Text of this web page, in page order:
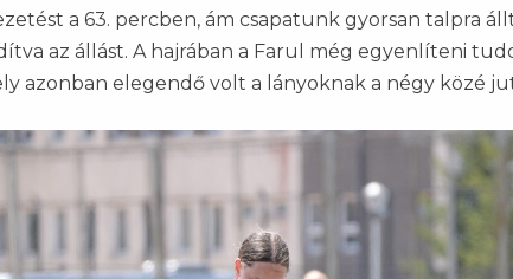
a 63. percben, ám csapatunk gyorsan talpra
az állást. A hajrában a Farul még egyenlíteni
azonban elegendő volt a lányoknak a négy közé